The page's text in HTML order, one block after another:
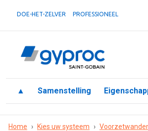
DOE-HET-ZELVER PROFESSIONEEL
▲ Samenstelling
Home › Kies uw systeem ›